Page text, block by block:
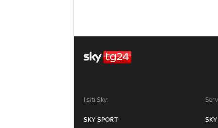
I siti Sky:
SKY SPORT